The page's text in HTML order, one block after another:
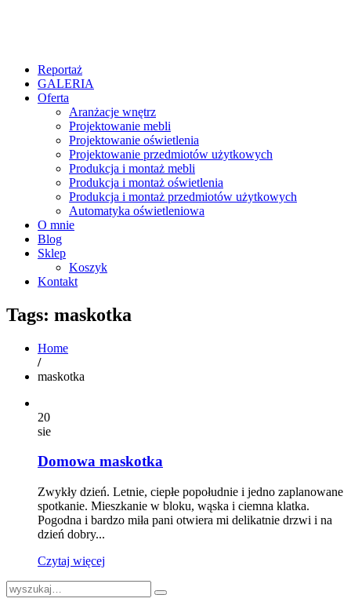
Reportaż
GALERIA
Oferta
Aranżacje wnętrz
Projektowanie mebli
Projektowanie oświetlenia
Projektowanie przedmiotów użytkowych
Produkcja i montaż mebli
Produkcja i montaż oświetlenia
Produkcja i montaż przedmiotów użytkowych
Automatyka oświetleniowa
O mnie
Blog
Sklep
Koszyk
Kontakt
Tags: maskotka
Home
/
maskotka
20
sie
Domowa maskotka
Zwykły dzień. Letnie, ciepłe popołudnie i jedno zaplanowane
spotkanie. Mieszkanie w bloku, wąska i ciemna klatka.
Pogodna i bardzo miła pani otwiera mi delikatnie drzwi i na
dzień dobry...
Czytaj więcej